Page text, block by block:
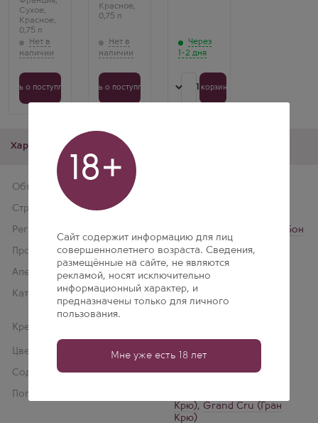
Характеристики
Объем
Страна производства:
Регион:
Бон
Производитель:
Domaine des Croix
Апелласьон:
Beaune
Категория:
Appellation d'Origine
Controlee
Крепость:
Цвет:
Красное
Содержание сахара:
Сухое
Популярное:
Крю), Grand Cru (Гран
Крю)
Сухое,
Красное,
0,75 л
Шамбертен, Кот
де
Нюи
о поступлении
Красное,
0,75 л
Узнать о поступлении
Через
1-2 дня
1В корзину
18+
Сайт содержит информацию для лиц
совершеннолетнего возраста. Сведения,
размещённые на сайте, не являются
рекламой, носят исключительно
информационный характер, и
предназначены только для личного
пользования.
Мне уже есть 18 лет